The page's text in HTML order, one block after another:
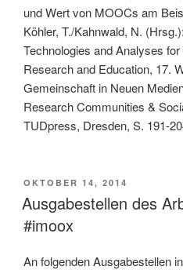
und Wert von MOOCs am
Köhler, T./Kahnwald, N.
Technologies and Analyses
Research and Education, 17.
Gemeinschaft in Neuen
Research Communities &
TUDpress, Dresden, S. 191-
VERÖFFENTLICHT
AM
OKTOBER 14, 2014
Ausgabestellen des
#imoox
An folgenden Ausgabestellen